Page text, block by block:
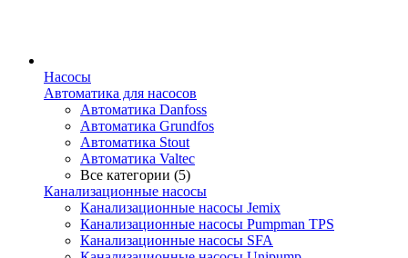
Насосы
Автоматика для насосов
Автоматика Danfoss
Автоматика Grundfos
Автоматика Stout
Автоматика Valtec
Все категории (5)
Канализационные насосы
Канализационные насосы Jemix
Канализационные насосы Pumpman TPS
Канализационные насосы SFA